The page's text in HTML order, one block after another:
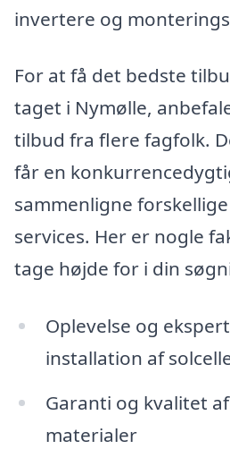
invertere og
For at få det bedste
taget i Nymølle,
tilbud fra flere fagfolk.
får en
sammenligne
services. Her er nogle
tage højde for i din
Oplevelse og
installation af
Garanti og kvalitet
materialer